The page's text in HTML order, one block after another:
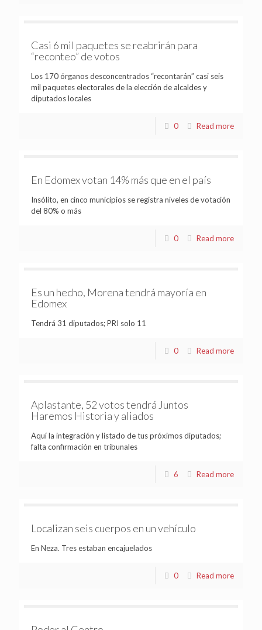
Casi 6 mil paquetes se reabrirán para
“reconteo” de votos
Los 170 órganos desconcentrados “recontarán” casi seis
mil paquetes electorales de la elección de alcaldes y
diputados locales
0 Read more
En Edomex votan 14% más que en el país
Insólito, en cinco municipios se registra niveles de votación
del 80% o más
0 Read more
Es un hecho, Morena tendrá mayoría en
Edomex
Tendrá 31 diputados; PRI solo 11
0 Read more
Aplastante, 52 votos tendrá Juntos
Haremos Historia y aliados
Aquí la integración y listado de tus próximos diputados;
falta confirmación en tribunales
6 Read more
Localizan seis cuerpos en un vehículo
En Neza. Tres estaban encajuelados
0 Read more